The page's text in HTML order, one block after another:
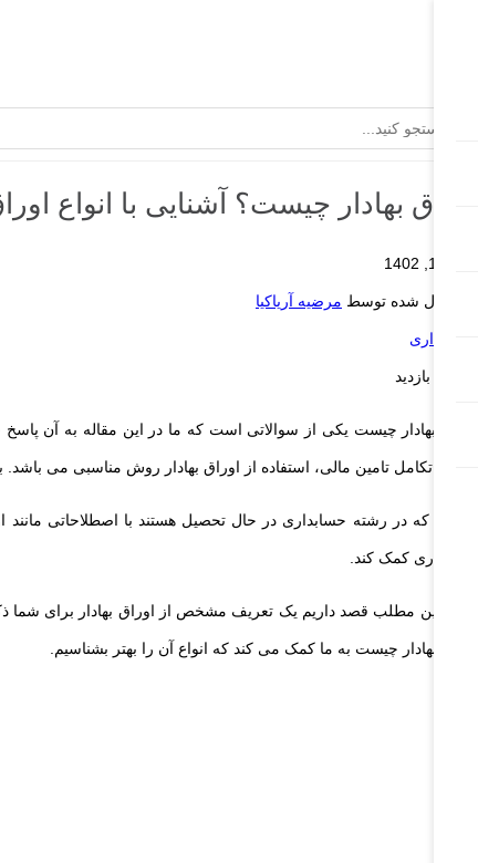
اوراق بهادار چیست؟ آشنایی با انواع
ارسال شده توسط مرضیه آریاکیا
حسابداری
اوراق بهادار چیست یکی از سوالاتی است که ما در این مقاله به آن پاسخ
منظور تکامل تامین مالی، استفاده از اوراق بهادار روش مناسبی می
کسانی که در رشته حسابداری در حال تحصیل هستند با اصطلاحاتی مانند
حسابداری کمک کند.
ما در این مطلب قصد داریم یک تعریف مشخص از اوراق بهادار برای شما ذکر
اوراق بهادار چیست به ما کمک می کند که انواع آن را بهتر بشناسیم.